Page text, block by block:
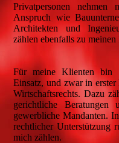
Privatpersonen nehmen
Anspruch wie
Architekten und
zählen ebenfalls zu meinen
Für meine Klienten bin
Einsatz, und zwar in
Wirtschaftsrechts. Dazu
gerichtliche
gewerbliche Mandanten.
rechtlicher Unterstützung
mich zählen.